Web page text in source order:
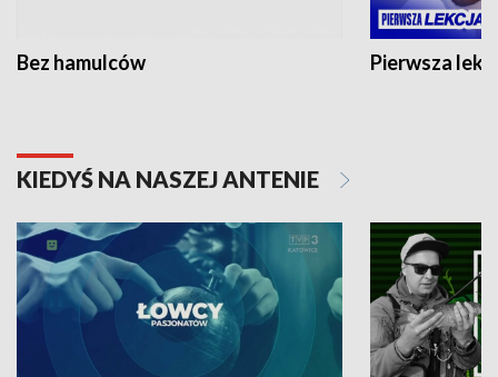
Bez hamulców Pierwsza
KIEDYŚ NA NASZEJ ANTENIE